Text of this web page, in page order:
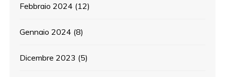
Febbraio 2024 (12)
Gennaio 2024 (8)
Dicembre 2023 (5)